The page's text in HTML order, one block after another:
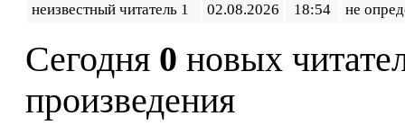
неизвестный читатель 1
02.08.2026 18:54 не
Сегодня 0 новых
произведения